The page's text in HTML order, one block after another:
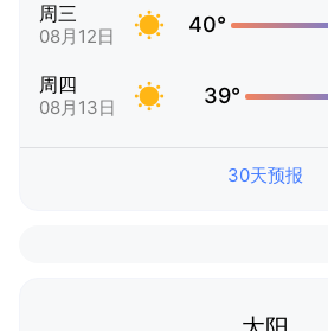
周三
08月12日 40°
周四
08月13日 39°
30天预报